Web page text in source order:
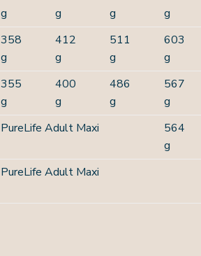
g
g
g
g
358
g
412
g
511
g
603
g
355
g
400
g
486
g
567
g
PureLife Adult Maxi
564
g
PureLife Adult Maxi